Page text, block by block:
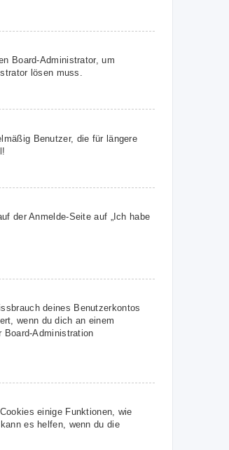
Board-Administrator, um
lösen muss.
Benutzer, die für längere
der Anmelde-Seite auf „Ich habe
deines Benutzerkontos
wenn du dich an einem
Administration
einige Funktionen, wie
es helfen, wenn du die